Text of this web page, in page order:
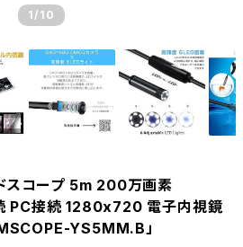
1 /10
スコープ 5m 200万画素
PC接続 1280x720 電子内視鏡
YS5MM.B」